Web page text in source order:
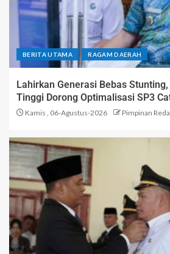
BERITA UTAMA RAGAM DAERAH
Lahirkan Generasi Bebas
Tinggi Dorong Optimalisasi SP3
Kamis , 06-Agustus-2026 Pimpinan